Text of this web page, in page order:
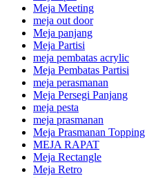
Meja Meeting
meja out door
Meja panjang
Meja Partisi
meja pembatas acrylic
Meja Pembatas Partisi
meja perasmanan
Meja Persegi Panjang
meja pesta
meja prasmanan
Meja Prasmanan Topping
MEJA RAPAT
Meja Rectangle
Meja Retro